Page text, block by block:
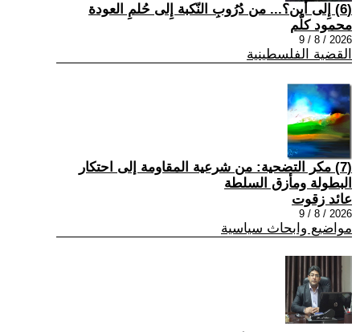
(6) إِلى أين؟... من دُرُوبِ النّكبة إِلى حُلمِ العودة
محمود كلّم
2026 / 8 / 9
القضية الفلسطينية
(7) مكر التضحية: من شرعية المقاومة إلى احتكار
البطولة ومأزق السلطة
عائد زقوت
2026 / 8 / 9
مواضيع وابحاث سياسية